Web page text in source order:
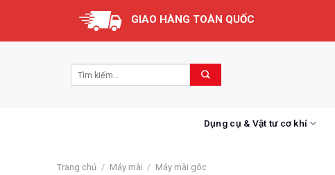
content
GIAO HÀNG TOÀN QUỐC
Dụng cụ & Vật tư cơ khí
Trang chủ / Máy mài / Máy mài góc